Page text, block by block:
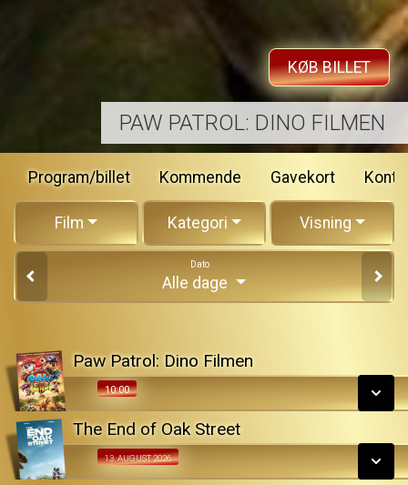
PAW PATROL: DINO FILMEN
KØB BILLET
Program/billet Kommende Gavekort
Film Kategori Visning
Dato
Alle dage
Paw Patrol: Dino Filmen
10:00
SE ALLE DAGE
The End of Oak Street
13. AUGUST 2026 Fra 13.08.2026